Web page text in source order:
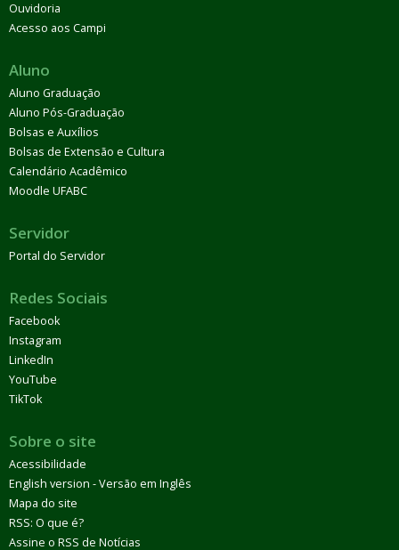
Ouvidoria
Acesso aos Campi
Aluno
Aluno Graduação
Aluno Pós-Graduação
Bolsas e Auxílios
Bolsas de Extensão e Cultura
Calendário Acadêmico
Moodle UFABC
Servidor
Portal do Servidor
Redes Sociais
Facebook
Instagram
LinkedIn
YouTube
TikTok
Sobre o site
Acessibilidade
English version - Versão em Inglês
Mapa do site
RSS: O que é?
Assine o RSS de Notícias